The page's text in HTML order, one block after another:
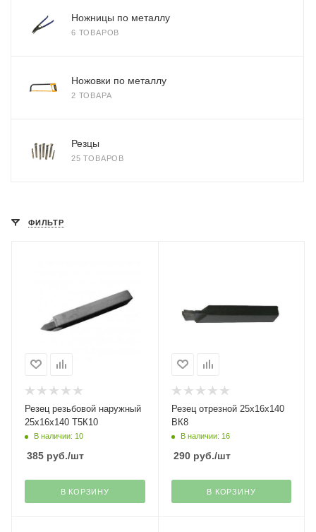
Ножницы по металлу
6 ТОВАРОВ
Ножовки по металлу
2 ТОВАРА
Резцы
25 ТОВАРОВ
ФИЛЬТР
Резец резьбовой наружный
25х16х140 Т5К10
В наличии: 10
385 руб./шт
В КОРЗИНУ
Резец отрезной 25х16х140
ВК8
В наличии: 16
290руб./шт
В КОРЗИНУ